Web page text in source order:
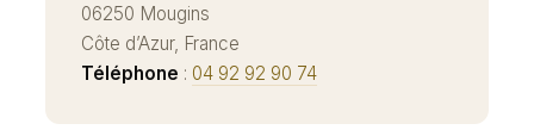
06250 Mougins
Côte d’Azur, France
Téléphone : 04 92 92 90 74